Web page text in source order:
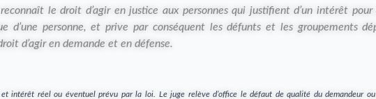
le droit d’agir en justice aux personnes qui justifient d’un intérêt
d’une personne, et prive par conséquent les défunts et les groupements
d’agir en demande et en défense.
intérêt réel ou éventuel prévu par la loi. Le juge relève d’office le défaut de qualité du demandeur